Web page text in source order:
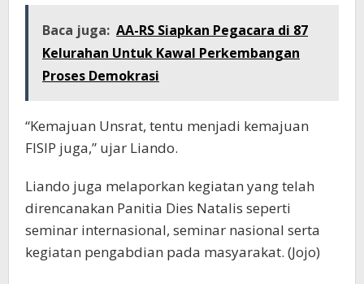
Baca juga: AA-RS Siapkan Pegacara di 87
Kelurahan Untuk Kawal Perkembangan
Proses Demokrasi
“Kemajuan Unsrat, tentu menjadi kemajuan
FISIP juga,” ujar Liando.
Liando juga melaporkan kegiatan yang telah
direncanakan Panitia Dies Natalis seperti
seminar internasional, seminar nasional serta
kegiatan pengabdian pada masyarakat. (Jojo)